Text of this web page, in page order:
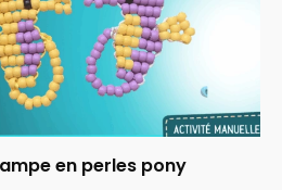
en perles pony